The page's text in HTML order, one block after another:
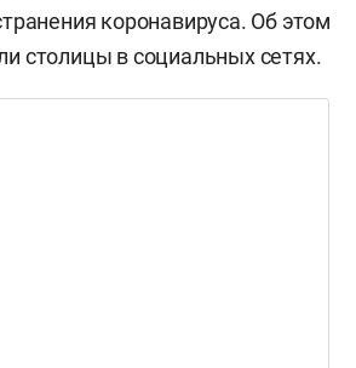
коронавируса. Об этом
столицы в социальных сетях.